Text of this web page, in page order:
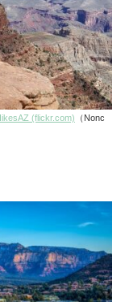
(flickr.com) （Nonc